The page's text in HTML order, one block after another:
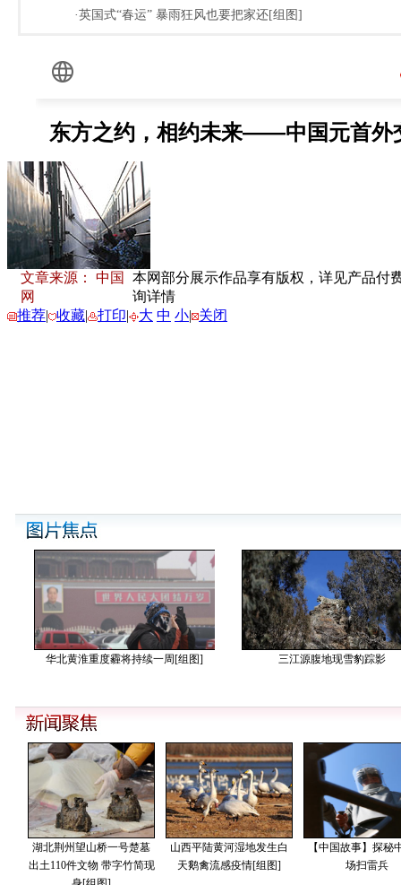
·英国式“春运” 暴雨狂风也要把家还[组图]
文章来源： 中国
网
本网部分展示作品享有版权，详见产品付
询详情
推荐| 收藏| 打印| 大 中 小| 关闭